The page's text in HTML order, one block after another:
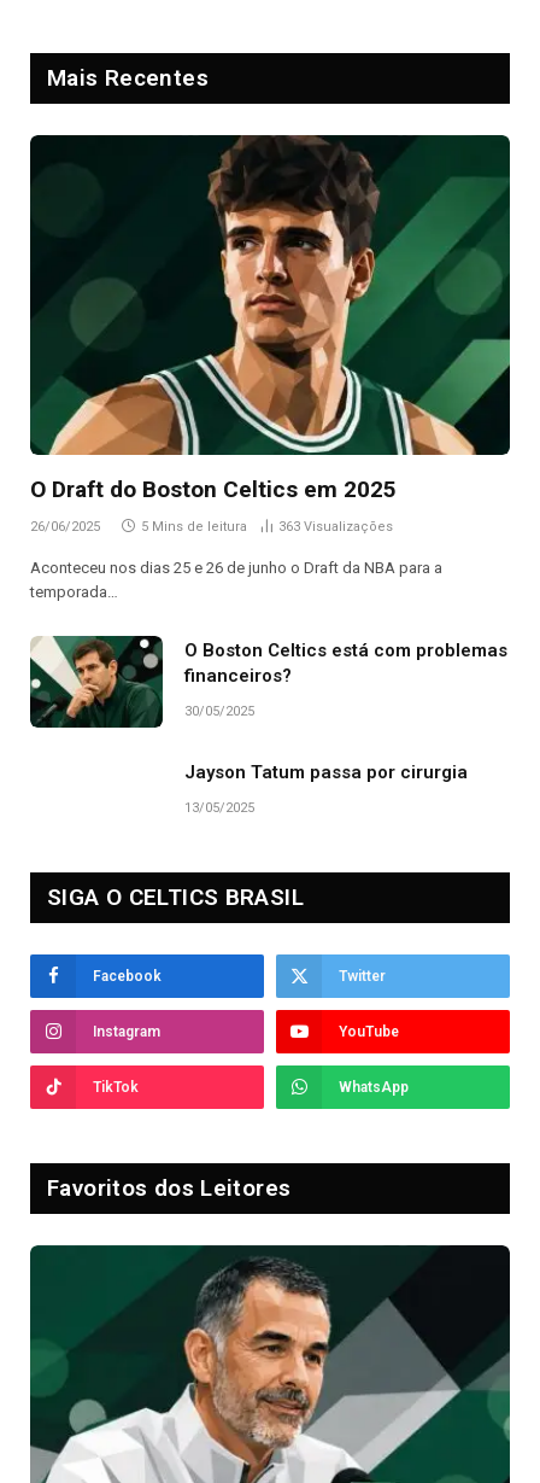
Mais Recentes
O Draft do Boston Celtics em 2025
26/06/2025 5 Mins de leitura 363 Visualizações
Aconteceu nos dias 25 e 26 de junho o Draft da NBA para a
temporada…
O Boston Celtics está com problemas
financeiros?
30/05/2025
Jayson Tatum passa por cirurgia
13/05/2025
SIGA O CELTICS BRASIL
Facebook Twitter
Instagram YouTube
TikTok WhatsApp
Favoritos dos Leitores